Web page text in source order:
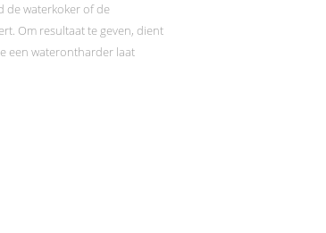
de waterkoker of de
Om resultaat te geven, dient
een waterontharder laat